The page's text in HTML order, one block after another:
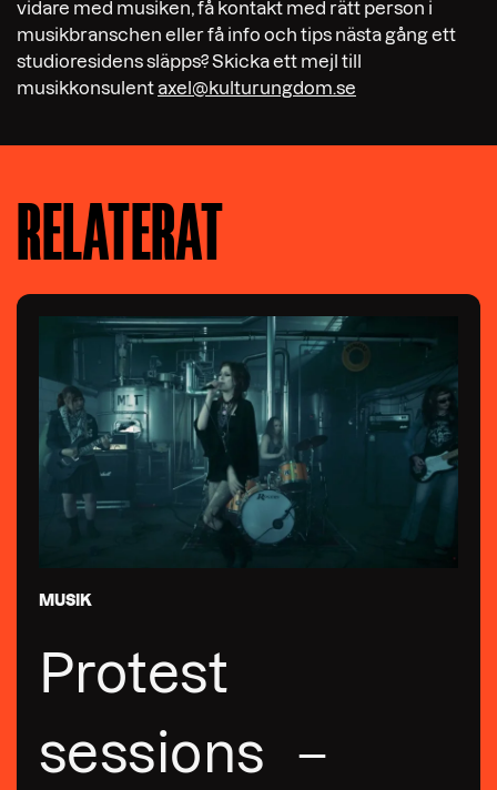
vidare med musiken, få kontakt med rätt person i
musikbranschen eller få info och tips nästa gång ett
studioresidens släpps? Skicka ett mejl till
musikkonsulentaxel@kulturungdom.se
RELATERAT
MUSIK
Protest
sessions –